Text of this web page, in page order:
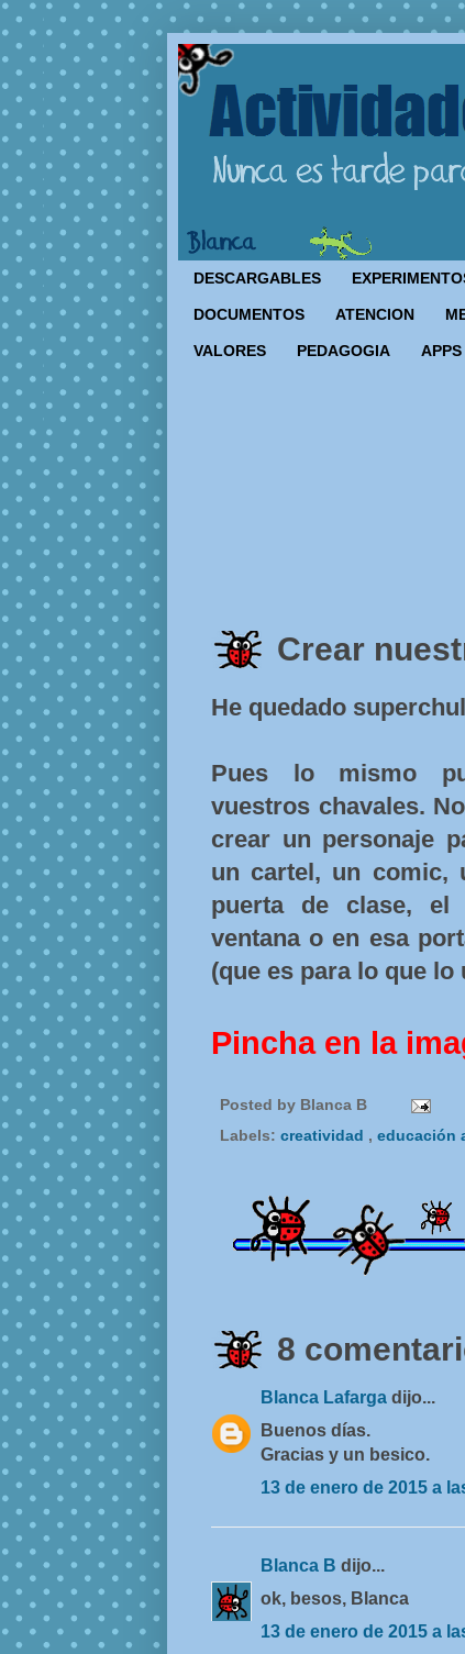
DESCARGABLES
DOCUMENTOS ATENCION
VALORES PEDAGOGIA APPS
Crear
He quedado
Pues lo mismo
vuestros chavales.
crear un personaje
un cartel, un comic,
puerta de clase, el
ventana o en esa
(que es para lo que lo
Pincha en la
Posted by Blanca B
Labels: creatividad , educación
8
Blanca Lafarga dijo...
Buenos días.
Gracias y un besico.
13 de enero de 2015 a
Blanca B dijo...
ok, besos, Blanca
13 de enero de 2015 a